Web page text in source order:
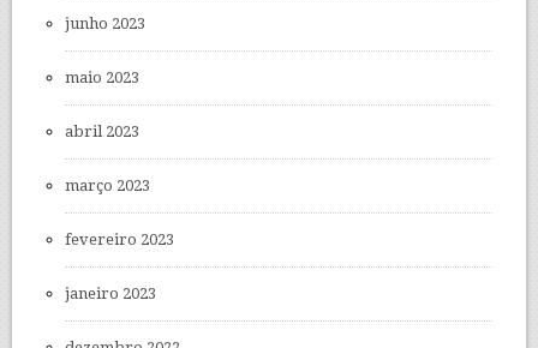
junho 2023
maio 2023
abril 2023
março 2023
fevereiro 2023
janeiro 2023